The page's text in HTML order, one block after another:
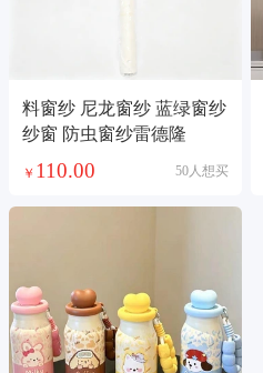
料窗纱 尼龙窗纱 蓝绿窗纱
纱窗 防虫窗纱雷德隆
￥ 110.00 50人想买